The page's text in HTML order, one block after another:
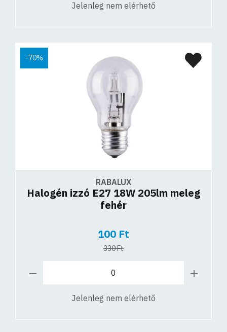
Jelenleg nem elérhető
-70%
RABALUX
Halogén izzó E27 18W 205lm meleg
fehér
100 Ft
330 Ft
Jelenleg nem elérhető